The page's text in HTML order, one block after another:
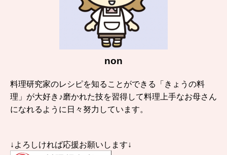
non
料理研究家のレシピを知ることができる「きょうの料
理」が大好き♪磨かれた技を習得して料理上手なお母さん
になれるように日々努力しています。
↓よろしければ応援お願いします↓